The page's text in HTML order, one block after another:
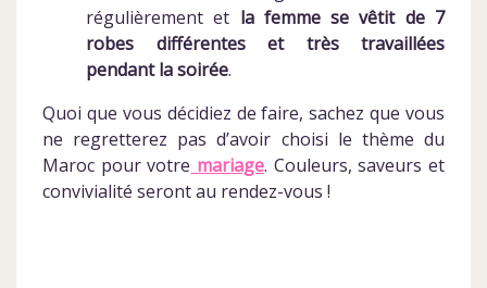
régulièrement et la femme se vêtit de 7
robes différentes et très travaillées
pendant la soirée.
Quoi que vous décidiez de faire, sachez que vous
ne regretterez pas d’avoir choisi le thème du
Maroc pour votre mariage. Couleurs, saveurs et
convivialité seront au rendez-vous !